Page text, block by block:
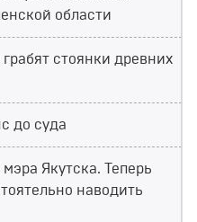
области
стоянки древних
до суда
Якутска. Теперь
наводить